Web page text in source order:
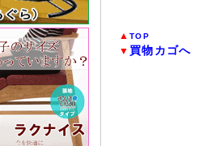
▲TOP
▼ 買物カゴへ